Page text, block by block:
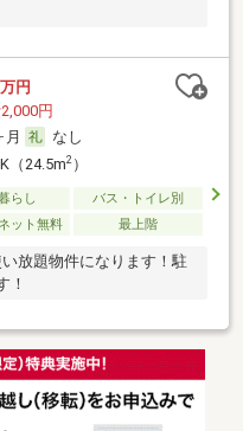
万円
円
月
なし
（24.5m2）
らし
バス・トイレ別
ット無料 最上階
放題物件になります！駐
！